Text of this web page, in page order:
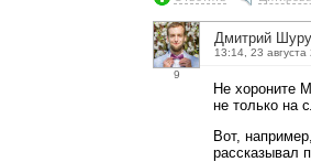
9
Дмитрий
13:14, 23 августа
Не хороните
не только на
Вот,
рассказывал